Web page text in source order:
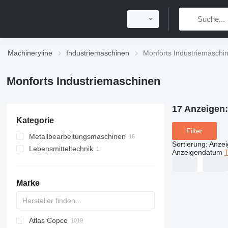
Machineryline Industriemaschinen Monforts
Monforts Industriemaschinen
Kategorie
Metallbearbeitungsmaschinen
Metalldrehmaschinen
Lebensmitteltechnik
Marke
PDS
APD
AB
Ensis
VZ
AG3
Atlas Copco
17 Anzeigen:
Filter
Sortierung:
Anzeigendatum